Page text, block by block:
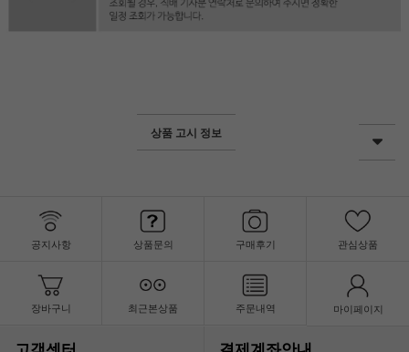
상품 고시 정보
공지사항 상품문의 구매후기 관심상품
장바구니 최근본상품 주문내역 마이페이지